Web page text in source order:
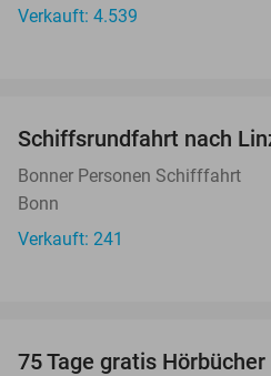
Verkauft: 4.539
Schiffsrundfahrt nach
Bonner Personen Schifffahrt
Bonn
Verkauft: 241
75 Tage gratis